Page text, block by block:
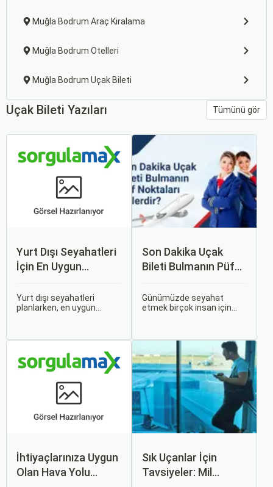
Muğla Bodrum Araç Kiralama
Muğla Bodrum Otelleri
Muğla Bodrum Uçak Bileti
Uçak Bileti Yazıları Tümünü gör
Yurt Dışı Seyahatleri
İçin En Uygun
Yurt dışı seyahatleri
planlarken, en uygun
geçirmenizi sağlar. Bu
yazıda, mevsimsel
günlerini ve Sorgulamax.
Son Dakika Uçak
Bileti Bulmanın Püf
Günümüzde seyahat
etmek birçok insan için
son dakikaya kalabiliyor ve
bu durumda uygun fiyatlı
uçak bileti bulmak
zorlaşabiliyor.
İhtiyaçlarınıza Uygun
Olan Hava Yolu
Sık Uçanlar İçin
Tavsiyeler: Mil